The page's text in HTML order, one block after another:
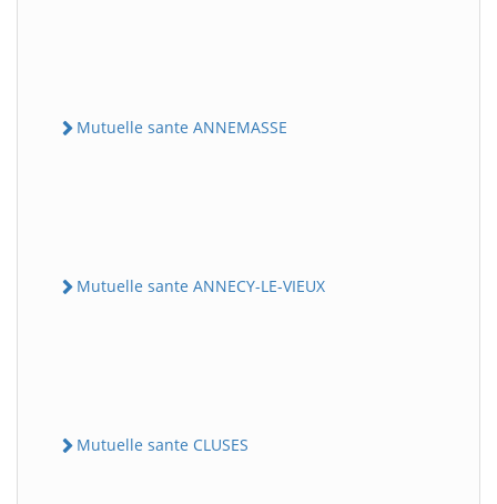
Mutuelle sante ANNEMASSE
Mutuelle sante ANNECY-LE-VIEUX
Mutuelle sante CLUSES